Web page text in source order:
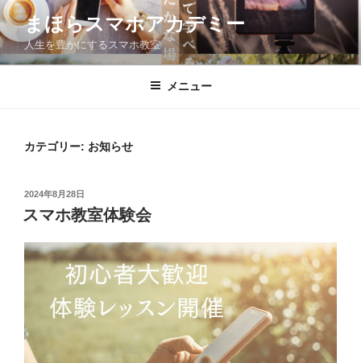
コ
ン
テ
ン
まほらスマホアカデミー
人生を豊かにするスマホ教室
メニュー
カテゴリー: お知らせ
投
稿
日:
2024年8月28日
スマホ教室体験会